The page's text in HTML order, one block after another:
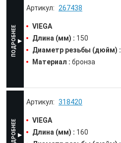
267438
VIEGA
Длина (мм) : 150
Диаметр резьбы (дюйм) :
Материал : бронза
318420
VIEGA
Длина (мм) : 160